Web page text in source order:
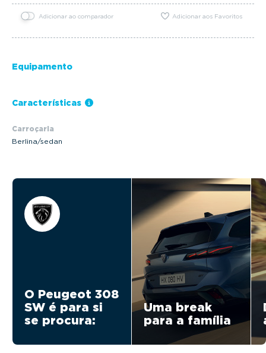
Adicionar ao comparador Adicionar aos Favoritos
Equipamento
Características
Carroçaria
Berlina/sedan
O Peugeot 308
SW é para si
se procura:
Uma break
para a família